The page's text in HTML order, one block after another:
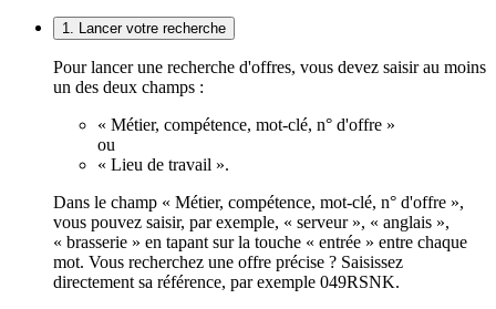
1. Lancer votre recherche
Pour lancer une recherche d'offres, vous devez saisir au moins
un des deux champs :
« Métier, compétence, mot-clé, n° d'offre »
ou
« Lieu de travail ».
Dans le champ « Métier, compétence, mot-clé, n° d'offre »,
vous pouvez saisir, par exemple, « serveur », « anglais »,
« brasserie » en tapant sur la touche « entrée » entre chaque
mot. Vous recherchez une offre précise ? Saisissez
directement sa référence, par exemple 049RSNK.